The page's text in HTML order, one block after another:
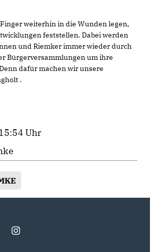
weiterhin in die Wunden legen,
feststellen. Dabei werden
und Riemker immer wieder durch
Bürgerversammlungen um ihre
dafür machen wir unsere
.
Uhr